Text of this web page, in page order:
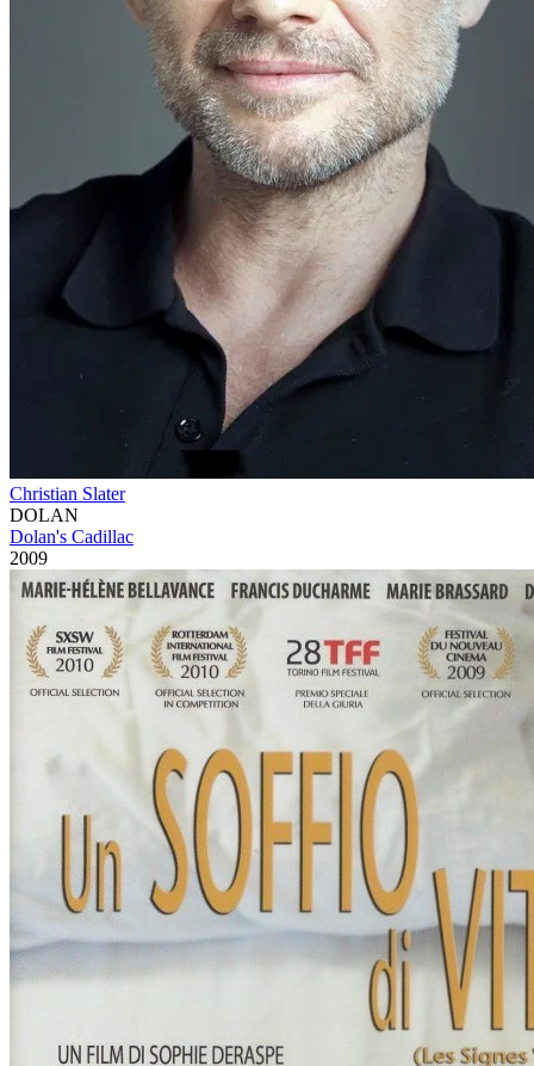
Christian Slater
DOLAN
Dolan's Cadillac
2009